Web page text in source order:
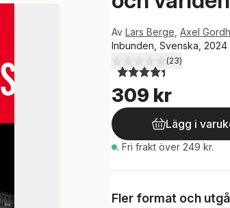
Av Lars Berge Axel
Inbunden, Svenska, 2024
4,4utav 5 stjärnor. Totalt
(23)
309 kr
Lägg i
. Fri frakt över 249 kr.
Fler format och